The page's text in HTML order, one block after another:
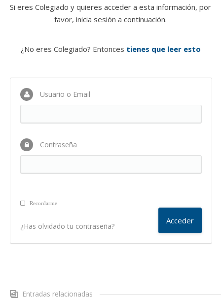
Si eres Colegiado y quieres acceder a esta información, por
favor, inicia sesión a continuación.
¿No eres Colegiado? Entonces tienes que leer esto
Usuario o Email
Contraseña
Recordarme
¿Has olvidado tu contraseña?
Entradas relacionadas